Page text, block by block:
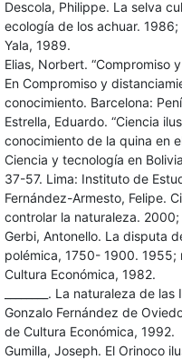
Descola, Philippe. La selva
ecología de los achuar.
Yala, 1989.
Elias, Norbert. “Compromiso
En Compromiso y
conocimiento. Barcelona:
Estrella, Eduardo. “Ciencia
conocimiento de la quina en
Ciencia y tecnología en
37-57. Lima: Instituto de
Fernández-Armesto, Felipe.
controlar la naturaleza.
Gerbi, Antonello. La disputa
polémica, 1750- 1900. 1955;
Cultura Económica, 1982.
________. La naturaleza de
Gonzalo Fernández de
de Cultura Económica, 1992.
Gumilla, Joseph. El Orinoco